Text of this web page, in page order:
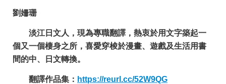
劉姍珊
淡江日文人，現為專職翻譯，熱衷於用文字築起一
個又一個棲身之所，喜愛穿梭於漫畫、遊戲及生活用書
間的中、日文轉換。
翻譯作品集： https://reurl.cc/52W9QG